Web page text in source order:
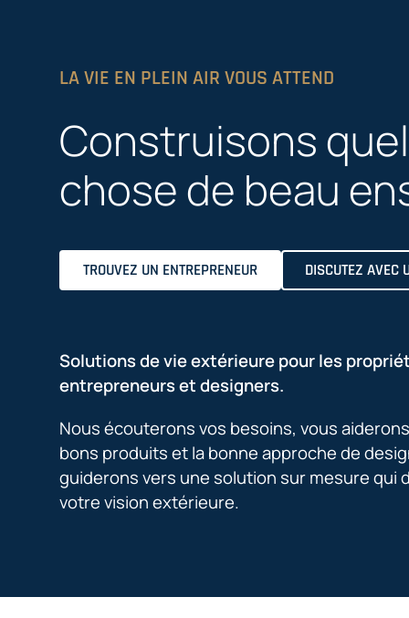
LA VIE EN PLEIN AIR VOUS ATTEND
Construisons
chose de beau
TROUVEZ UN ENTREPRENEUR DISCUTEZ AVEC
Solutions de vie extérieure pour les
entrepreneurs et designers.
Nous écouterons vos besoins, vous
bons produits et la bonne approche de
guiderons vers une solution sur mesure qui
votre vision extérieure.